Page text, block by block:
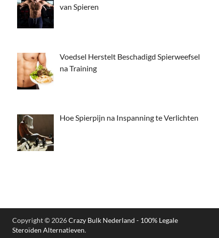
van Spieren
Voedsel Herstelt Beschadigd Spierweefsel
na Training
Hoe Spierpijn na Inspanning te Verlichten
Copyright © 2026Crazy Bulk Nederland - 100% Legale
Steroïden Alternatieven.